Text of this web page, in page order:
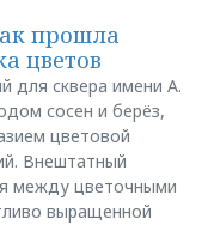
прошла
цветов
для сквера имени А.
сосен и берёз,
цветовой
Внештатный
между цветочными
выращенной